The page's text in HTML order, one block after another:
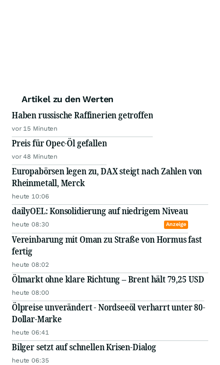
Artikel zu den Werten
Haben russische Raffinerien getroffen
vor 15 Minuten
Preis für Opec-Öl gefallen
vor 48 Minuten
Europabörsen legen zu, DAX steigt nach Zahlen von
Rheinmetall, Merck
heute 10:06
dailyOEL: Konsolidierung auf niedrigem Niveau
heute 08:30 Anzeige
Vereinbarung mit Oman zu Straße von Hormus fast
fertig
heute 08:02
Ölmarkt ohne klare Richtung – Brent hält 79,25 USD
heute 08:00
Ölpreise unverändert - Nordseeöl verharrt unter 80-
Dollar-Marke
heute 06:41
Bilger setzt auf schnellen Krisen-Dialog
heute 06:35